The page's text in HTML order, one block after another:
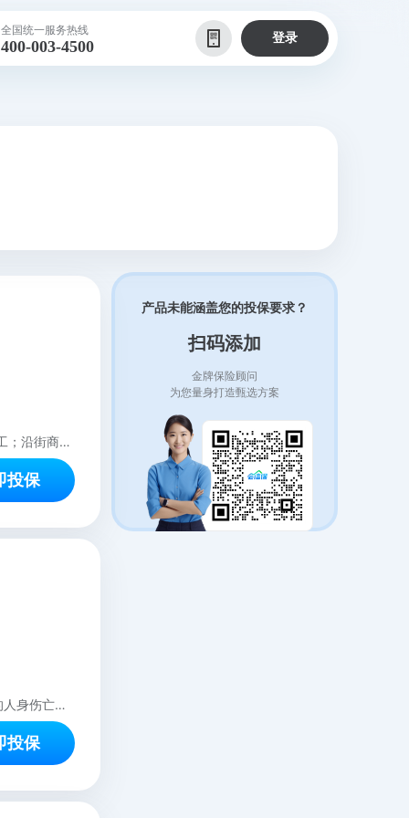
全国统一服务热线
400-003-4500 登录
购物中心及写字楼的商户装修、撤柜拆除、围挡搭建、舞台/展台搭建、公共区域施工；沿街商铺的室内装修、撤柜拆除、围挡搭建
投保
购物中心、写字楼、沿街商铺内商户经营期间，因发生意外事故而造成第三方公众的人身伤亡、财产损失，由被保险人承担经济赔偿的责任。（具体详见：产品须知、免责声明、保险条款）
投保
产品未能涵盖您的投保要求？
扫码添加
金牌保险顾问
为您量身打造甄选方案